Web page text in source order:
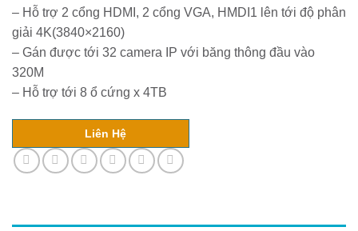
– Hỗ trợ 2 cổng HDMI, 2 cổng VGA, HMDI1 lên tới độ phân
giải 4K(3840×2160)
– Gán được tới 32 camera IP với băng thông đầu vào
320M
– Hỗ trợ tới 8 ổ cứng x 4TB
Liên Hệ